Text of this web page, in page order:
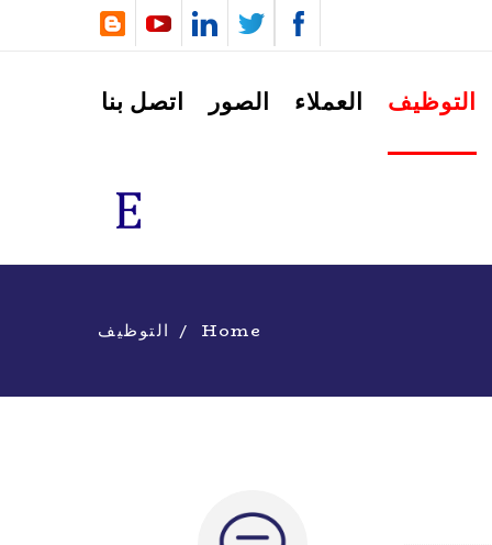
التوظيف العملاء الصور اتصل بنا
Home التوظيف